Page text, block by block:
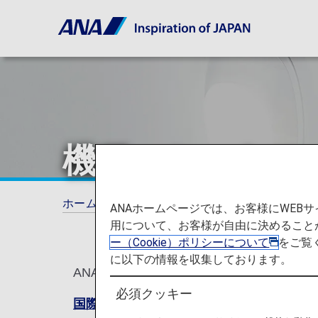
機種・シートマ
ホーム ご利用ガイド 機種・シートマップ
ANAの航空機とシートマップを、機種別
国際線シートマップ
ANAホームページでは、お客様にWEB
用について、お客様が自由に決めるこ
ー（Cookie）ポリシーについて
をご覧
に以下の情報を収集しております。
必須クッキー